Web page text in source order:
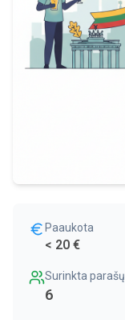
Paaukota
< 20 €
Surinkta parašų
6